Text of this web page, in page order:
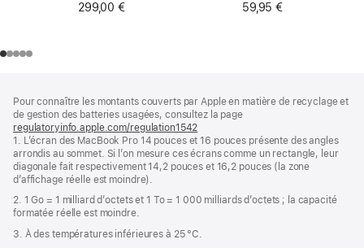
299,00 €
59,95 €
de
page
de
bas
de
page
Pour connaître les montants couverts par Apple en matière de recyclage et
de gestion des batteries usagées, consultez la page
regulatoryinfo.apple.com/regulation1542
dans
une
nouvelle
1. L’écran des MacBook Pro 14 pouces et 16 pouces présente des angles
arrondis au sommet. Si l’on mesure ces écrans comme un rectangle, leur
diagonale fait respectivement 14,2 pouces et 16,2 pouces (la zone
d’affichage réelle est moindre).
2. 1 Go = 1 milliard d’octets et 1 To = 1 000 milliards d’octets ; la capacité
formatée réelle est moindre.
3. À des températures inférieures à 25 °C.